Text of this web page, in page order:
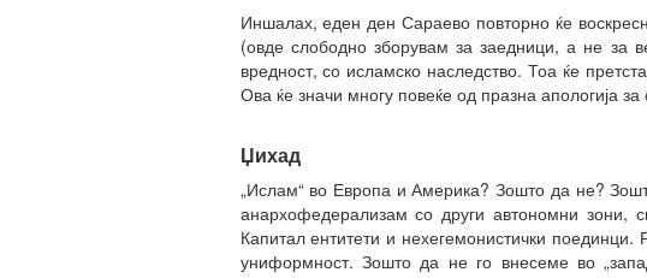
Иншалах, еден ден Сараево повторно ќе
(овде слободно зборувам за заедници, а не за
вредност, со исламско наследство. Тоа ќе
Ова ќе значи многу повеќе од празна апологија
Џихад
„Ислам“ во Европа и Америка? Зошто да не?
анархофедерализам со други автономни зони,
Капитал ентитети и нехегемонистички
униформност. Зошто да не го внесеме во